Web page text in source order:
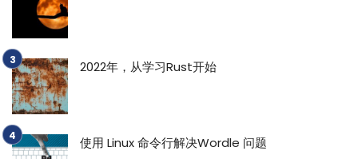
2022年，从学习Rust开始
使用 Linux 命令行解决Wordle 问题